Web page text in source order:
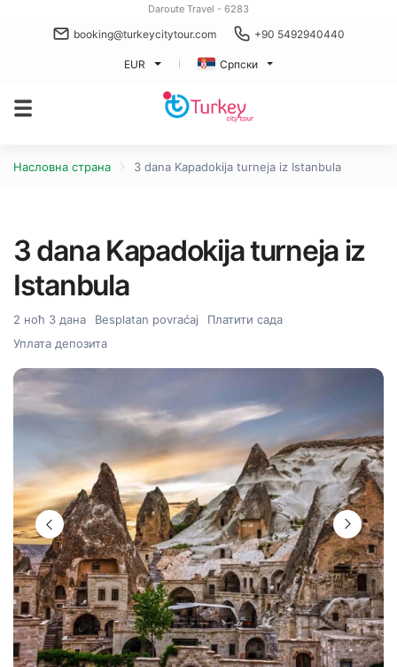
Daroute Travel - 6283
booking@turkeycitytour.com +90 5492940440
EUR Српски
Насловна страна 3 dana Kapadokija turneja iz Istanbula
3 dana Kapadokija turneja iz
Istanbula
2 ноћ 3 дана Besplatan povraćaj
Платити сада
Уплата депозита